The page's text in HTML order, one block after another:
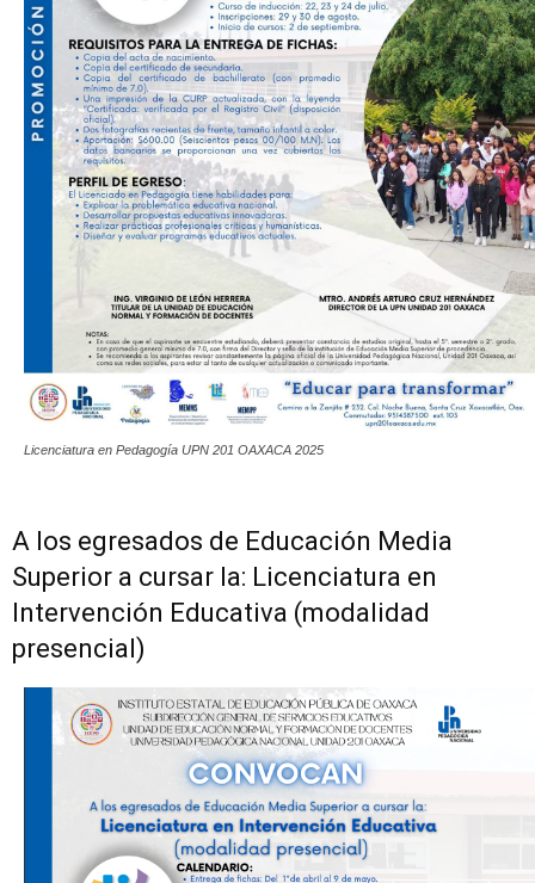
Licenciatura en Pedagogía UPN 201 OAXACA 2025
A los egresados de Educación Media
Superior a cursar la: Licenciatura en
Intervención Educativa (modalidad
presencial)